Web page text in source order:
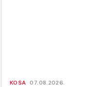
KOSA 07.08.2026.